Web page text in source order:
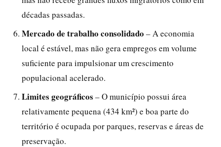
décadas passadas.
Mercado de trabalho consolidado – A economia
local é estável, mas não gera empregos em volume
suficiente para impulsionar um crescimento
populacional acelerado.
Limites geográficos – O município possui área
relativamente pequena (434 km²) e boa parte do
território é ocupada por parques, reservas e áreas de
preservação.